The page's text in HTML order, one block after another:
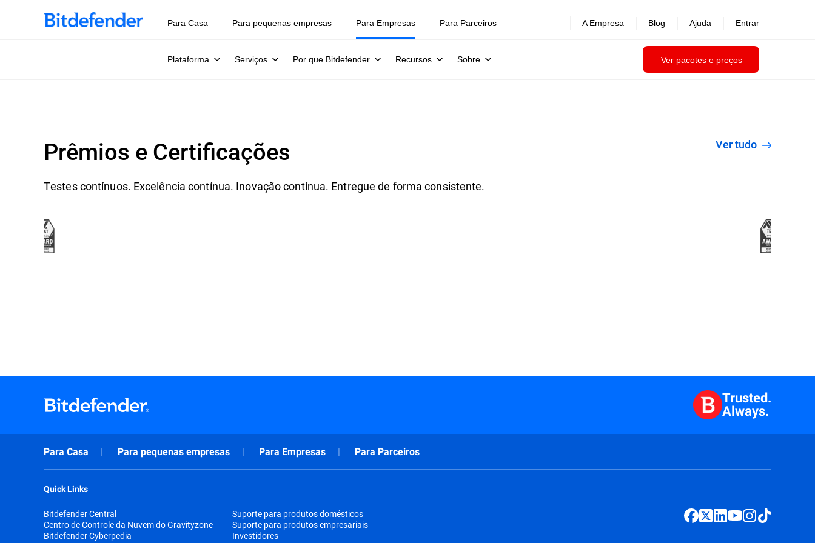
Para Casa Para pequenas empresas Para Empresas
Plataforma Serviços Por que Bitdefender Recursos Sobre Ver pacotes e preços
Para Parceiros A Empresa Blog Ajuda Entrar
Prêmios e Certificações
Testes contínuos. Excelência contínua. Inovação contínua. Entregue de forma consistente.
Ver tudo
Trusted.
Always.
Para Casa Para pequenas empresas Para Empresas Para Parceiros
Quick Links
Bitdefender Central
Centro de Controle da Nuvem do Gravityzone
Bitdefender Cyberpedia
Suporte para produtos domésticos
Suporte para produtos empresariais
Investidores